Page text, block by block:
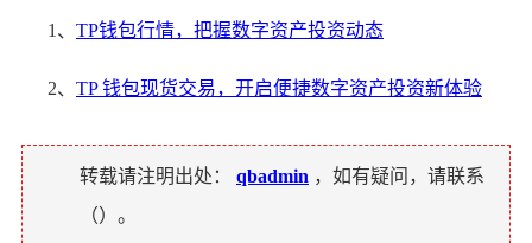
1、 TP钱包行情，把握数字资产投资动态
2、 TP 钱包现货交易，开启便捷数字资产投资新体验
转载请注明出处： qbadmin ，如有疑问，请联系
（）。